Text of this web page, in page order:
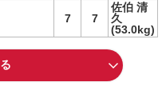
7 7
佐伯 清
久
(53.0kg)